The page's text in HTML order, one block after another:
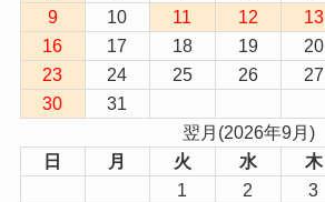
9
10 11 12 13
16
17 18 19 20
23
24 25 26 27
30
31
翌月(2026年9月)
日
月 火 水 木
1
2 3